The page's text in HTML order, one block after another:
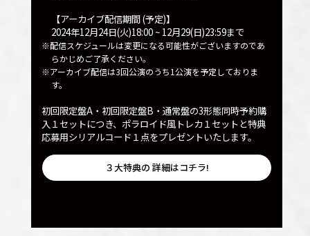
【アーカイブ配信期間 (予定)】
2024年12月24日(火)18:00 ~ 12月29(日)23:59まで
※配信スケジュールは変更になる可能性がございますのであ
らかじめご了承ください。
※アーカイブ配信は3回公演のうち1公演を予定しておりま
す。
初回限定盤A・初回限定盤B・通常盤の3形態同時予約購
入１セットにつき、ポラロイド風トレカ１セットと特典
応募用シリアルコード１点をプレゼントいたします。
３大特典の 詳細はコチラ!